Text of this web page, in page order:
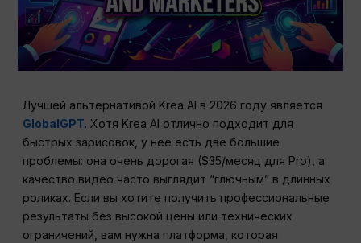
Лучшей альтернативой Krea AI в 2026 году является
GlobalGPT. Хотя Krea AI отлично подходит для
быстрых зарисовок, у нее есть две большие
проблемы: она очень дорогая ($35/месяц для Pro), а
качество видео часто выглядит “глючным” в длинных
роликах. Если вы хотите получить профессиональные
результаты без высокой цены или технических
ограничений, вам нужна платформа, которая